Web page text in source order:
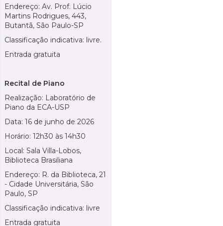
Endereço: Av. Prof. Lúcio
Martins Rodrigues, 443,
Butantã, São Paulo-SP
Classificação indicativa: livre.
Entrada gratuita
Recital de Piano
Realização: Laboratório de
Piano da ECA-USP
Data: 16 de junho de 2026
Horário: 12h30 às 14h30
Local: Sala Villa-Lobos,
Biblioteca Brasiliana
Endereço: R. da Biblioteca, 21
- Cidade Universitária, São
Paulo, SP
Classificação indicativa: livre
Entrada gratuita